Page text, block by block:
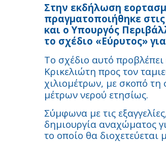
Στην εκδήλωση
πραγματοποιήθηκε
και ο Υπουργός
το σχέδιο «Εύρυτος»
Το σχέδιο αυτό
Κρικελιώτη προς τον
χιλιομέτρων, με σκοπό
μέτρων νερού ετησίως.
Σύμφωνα με τις
δημιουργία αναχώματος
το οποίο θα